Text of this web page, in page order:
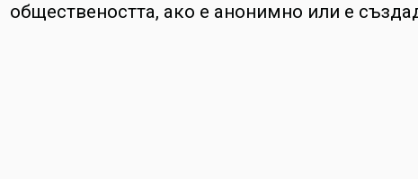
обществеността, ако е анонимно или е